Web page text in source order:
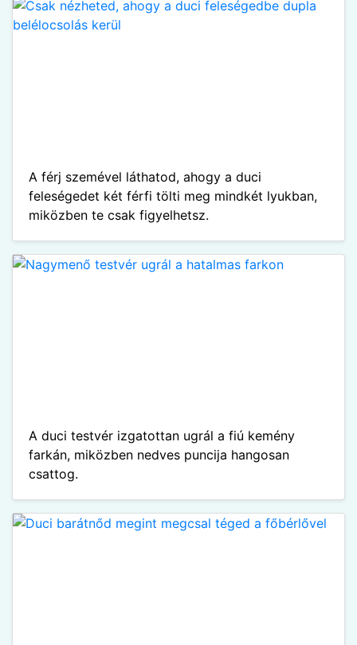
A férj szemével láthatod, ahogy a duci
feleségedet két férfi tölti meg mindkét lyukban,
miközben te csak figyelhetsz.
A duci testvér izgatottan ugrál a fiú kemény
farkán, miközben nedves puncija hangosan
csattog.